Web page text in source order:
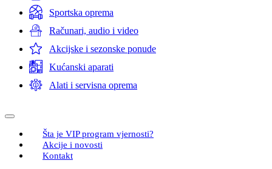
Sportska oprema
Računari, audio i video
Akcijske i sezonske ponude
Kućanski aparati
Alati i servisna oprema
Šta je VIP program vjernosti?
Akcije i novosti
Kontakt